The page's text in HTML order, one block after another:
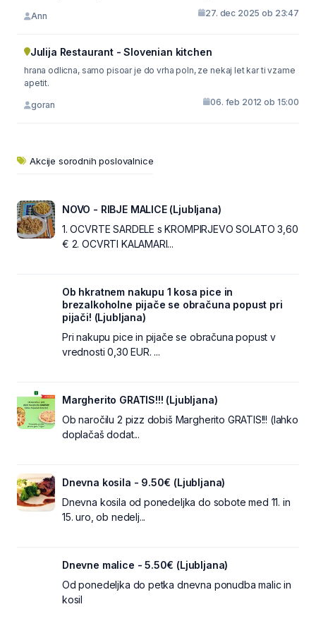
Ann 27. dec 2025 ob 23:47
Julija Restaurant - Slovenian kitchen
hrana odlicna, samo pisoar je do vrha poln, ze nekaj let kar ti vzame
apetit.
goran 06. feb 2012 ob 15:00
Akcije sorodnih poslovalnice
NOVO - RIBJE MALICE (Ljubljana)
1. OCVRTE SARDELE s KROMPIRJEVO SOLATO 3,60
€ 2. OCVRTI KALAMARI...
Ob hkratnem nakupu 1 kosa pice in
brezalkoholne pijače se obračuna popust pri
pijači! (Ljubljana)
Pri nakupu pice in pijače se obračuna popust v
vrednosti 0,30 EUR. ...
Margherito GRATIS!!! (Ljubljana)
Ob naročilu 2 pizz dobiš Margherito GRATIS!!! (lahko
doplačaš dodat...
Dnevna kosila - 9.50€ (Ljubljana)
Dnevna kosila od ponedeljka do sobote med 11. in
15. uro, ob nedelj...
Dnevne malice - 5.50€ (Ljubljana)
Od ponedeljka do petka dnevna ponudba malic in
kosil